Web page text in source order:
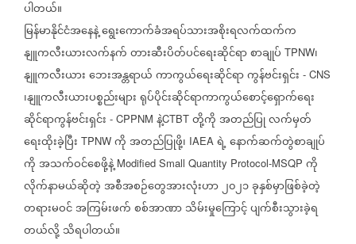
ပါတယ်။
မြန်မာနိုင်ငံအနေနဲ့ရွေးကောက်ခံအရပ်သားအစိုးရလက်ထက်က
နျူကလီးယားလက်နက်တားဆီးပိတ်ပင်ရေးဆိုင်ရာစာချုပ် TPNW၊
နျူကလီးယားဘေးအန္တရာယ်ကာကွယ်ရေးဆိုင်ရာကွန်ဗင်းရှင်း - CNS
၊နျူကလီးယားပစ္စည်းများရုပ်ပိုင်းဆိုင်ရာကာကွယ်စောင့်ရှောက်ရေး
ဆိုင်ရာကွန်ဗင်းရှင်း - CPPNM နဲ့CTBT တို့ကိုအတည်ပြုလက်မှတ်
ရေးထိုးခဲ့ပြီး TPNW ကိုအတည်ပြုဖို့၊ IAEA ရဲ့နောက်ဆက်တွဲစာချုပ်
ကိုအသက်ဝင်စေဖို့နဲ့ Modified Small Quantity Protocol-MSQP ကို
လိုက်နာမယ်ဆိုတဲ့အစီအစဉ်တွေအားလုံးဟာ၂၀၂၁ခုနှစ်မှာဖြစ်ခဲ့တဲ့
တရားမဝင်အကြမ်းဖက်စစ်အာဏာသိမ်းမှုကြောင့်ပျက်စီးသွားခဲ့ရ
တယ်လို့သိရပါတယ်။